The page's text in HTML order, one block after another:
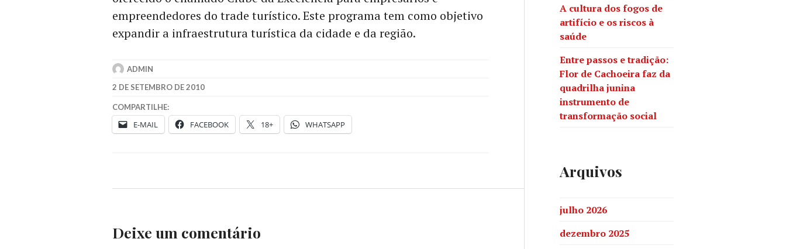
empreendedores do trade turístico. Este programa tem como objetivo
expandir a infraestrutura turística da cidade e da região.
ADMIN
2 DE SETEMBRO DE 2010
COMPARTILHE:
E-MAIL FACEBOOK 18+ WHATSAPP
Deixe um comentário
A cultura dos fogos de
artifício e os riscos à
saúde
Entre passos e tradição:
Flor de Cachoeira faz da
quadrilha junina
instrumento de
transformação social
Arquivos
julho 2026
dezembro 2025